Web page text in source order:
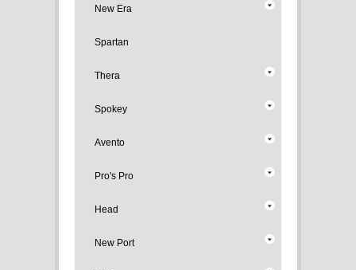
New Era
Spartan
Thera
Spokey
Avento
Pro's Pro
Head
New Port